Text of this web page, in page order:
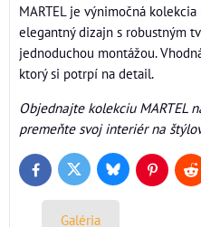
MARTEL je výnimočná
elegantný dizajn s robustným
jednoduchou montážou.
ktorý si potrpí na detail.
Objednajte kolekciu MARTEL
premeňte svoj interiér na
FacebookTwitter BlueskyPinterest
Galéria